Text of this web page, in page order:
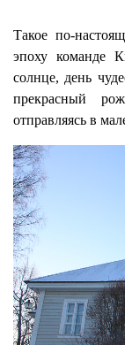
Такое по-
эпоху команде
солнце, день
прекрасный
отправляясь в